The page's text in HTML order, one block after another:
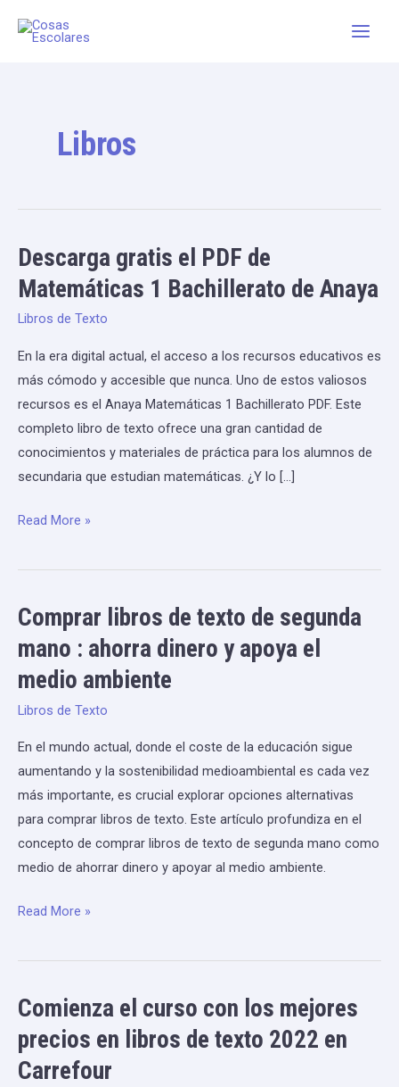
Libros
Descarga gratis el PDF de
Matemáticas 1 Bachillerato de Anaya
Libros de Texto
En la era digital actual, el acceso a los recursos educativos es
más cómodo y accesible que nunca. Uno de estos valiosos
recursos es el Anaya Matemáticas 1 Bachillerato PDF. Este
completo libro de texto ofrece una gran cantidad de
conocimientos y materiales de práctica para los alumnos de
secundaria que estudian matemáticas. ¿Y lo […]
Descarga
gratis
el
PDF
de
Matemáticas
1
Bachillerato
de
Anaya
Read More »
Comprar libros de texto de segunda
mano : ahorra dinero y apoya el
medio ambiente
Libros de Texto
En el mundo actual, donde el coste de la educación sigue
aumentando y la sostenibilidad medioambiental es cada vez
más importante, es crucial explorar opciones alternativas
para comprar libros de texto. Este artículo profundiza en el
concepto de comprar libros de texto de segunda mano como
medio de ahorrar dinero y apoyar al medio ambiente.
Comprar
de
texto
de
dinero
el
Read More »
Comienza el curso con los mejores
precios en libros de texto 2022 en
Carrefour
Comienza
curso
con